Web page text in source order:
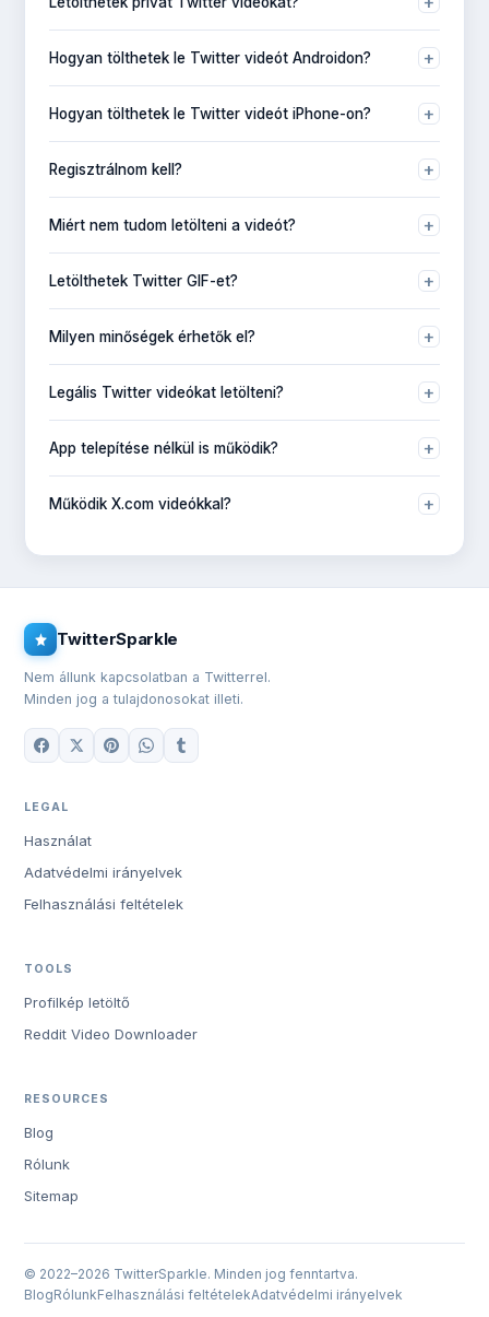
Hogyan tölthetek le Twitter videót Androidon?
+
a TwitterSparkle-be és töltsd le.
Hogyan tölthetek le Twitter videót iPhone-on? +
és válassz minőséget.
Regisztrálnom kell? +
Miért nem tudom letölteni a videót?
+
Letölthetek Twitter GIF-et?
+
Milyen minőségek érhetők el?
+
Legális Twitter videókat letölteni?
+
védett tartalmat ne terjessz engedély nélkül.
App telepítése nélkül is működik? +
Működik X.com videókkal?
+
TwitterSparkle
Nem állunk kapcsolatban a Twitterrel.
Minden jog a tulajdonosokat illeti.
LEGAL
Használat
Adatvédelmi irányelvek
Felhasználási feltételek
TOOLS
Profilkép letöltő
Reddit Video Downloader
RESOURCES
Blog
Rólunk
Sitemap
© 2022–2026 TwitterSparkle. Minden jog fenntartva.
BlogRólunkFelhasználási feltételekAdatvédelmi irányelvek